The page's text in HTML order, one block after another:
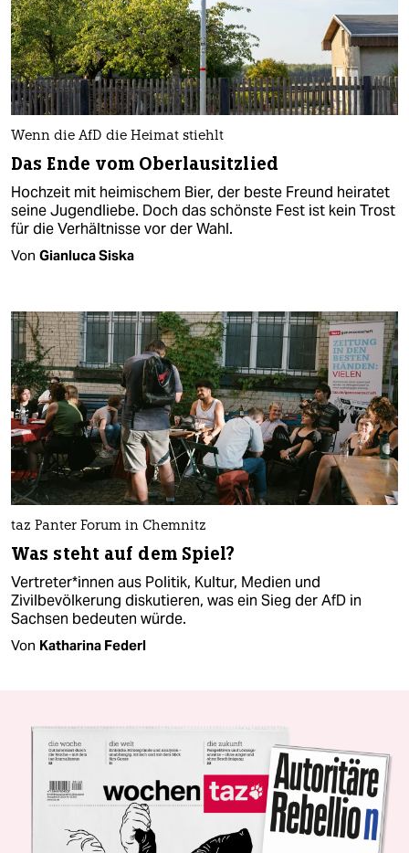
Wenn die AfD die Heimat stiehlt
Das Ende vom Oberlausitzlied
Hochzeit mit heimischem Bier, der beste Freund heiratet
seine Jugendliebe. Doch das schönste Fest ist kein Trost
für die Verhältnisse vor der Wahl.
Von Gianluca Siska
taz Panter Forum in Chemnitz
Was steht auf dem Spiel?
Ver­tre­te­r*in­nen aus Politik, Kultur, Medien und
Zivilbevölkerung diskutieren, was ein Sieg der AfD in
Sachsen bedeuten würde.
Von Katharina Federl